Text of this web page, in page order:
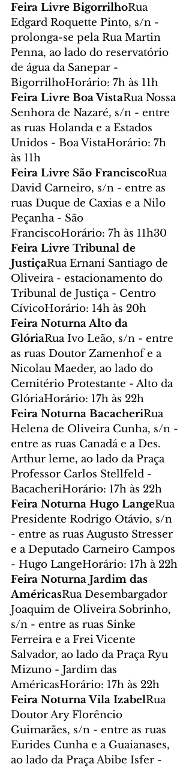
Feira Livre BigorrilhoRua
Edgard Roquette Pinto, s/n -
prolonga-se pela Rua Martin
Penna, ao lado do reservatório
de água da Sanepar -
BigorrilhoHorário: 7h às 11h
Feira Livre Boa VistaRua Nossa
Senhora de Nazaré, s/n - entre
as ruas Holanda e a Estados
Unidos - Boa VistaHorário: 7h
às 11h
Feira Livre São FranciscoRua
David Carneiro, s/n - entre as
ruas Duque de Caxias e a Nilo
Peçanha - São
FranciscoHorário: 7h às 11h30
Feira Livre Tribunal de
JustiçaRua Ernani Santiago de
Oliveira - estacionamento do
Tribunal de Justiça - Centro
CívicoHorário: 14h às 20h
Feira Noturna Alto da
GlóriaRua Ivo Leão, s/n - entre
as ruas Doutor Zamenhof e a
Nicolau Maeder, ao lado do
Cemitério Protestante - Alto da
GlóriaHorário: 17h às 22h
Feira Noturna BacacheriRua
Helena de Oliveira Cunha, s/n -
entre as ruas Canadá e a Des.
Arthur leme, ao lado da Praça
Professor Carlos Stellfeld -
BacacheriHorário: 17h às 22h
Feira Noturna Hugo LangeRua
Presidente Rodrigo Otávio, s/n
- entre as ruas Augusto Stresser
e a Deputado Carneiro Campos
- Hugo LangeHorário: 17h à 22h
Feira Noturna Jardim das
AméricasRua Desembargador
Joaquim de Oliveira Sobrinho,
s/n - entre as ruas Sinke
Ferreira e a Frei Vicente
Salvador, ao lado da Praça Ryu
Mizuno - Jardim das
AméricasHorário: 17h às 22h
Feira Noturna Vila IzabelRua
Doutor Ary Florêncio
Guimarães, s/n - entre as ruas
Eurides Cunha e a Guaianases,
ao lado da Praça Abibe Isfer -